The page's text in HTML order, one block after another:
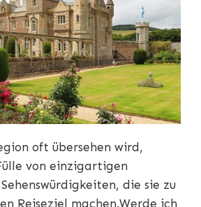
oft übersehen wird,
von einzigartigen
die sie zu
Reiseziel machen.Werde ich